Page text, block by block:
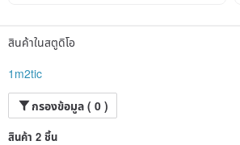
สินค้าในสตูดิโอ
1m2tic
กรองข้อมูล ( 0 )
สินค้า 2 ชิ้น